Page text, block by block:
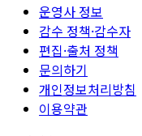
운영사 정보
감수 정책·감수자
편집·출처 정책
문의하기
개인정보처리방침
이용약관